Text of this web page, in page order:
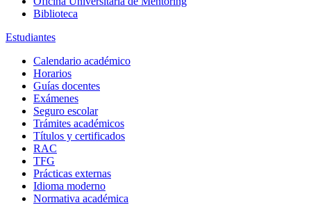
Biblioteca
Estudiantes
Calendario académico
Horarios
Guías docentes
Exámenes
Seguro escolar
Trámites académicos
Títulos y certificados
RAC
TFG
Prácticas externas
Idioma moderno
Normativa académica